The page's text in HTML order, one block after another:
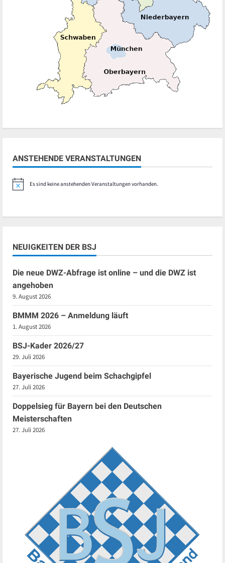
ANSTEHENDE VERANSTALTUNGEN
HinweisEs sind keine anstehenden Veranstaltungen vorhanden.
NEUIGKEITEN DER BSJ
Die neue DWZ-Abfrage ist online – und die DWZ ist
angehoben
9. August 2026
BMMM 2026 – Anmeldung läuft
1. August 2026
BSJ-Kader 2026/27
29. Juli 2026
Bayerische Jugend beim Schachgipfel
27. Juli 2026
Doppelsieg für Bayern bei den Deutschen
Meisterschaften
27. Juli 2026